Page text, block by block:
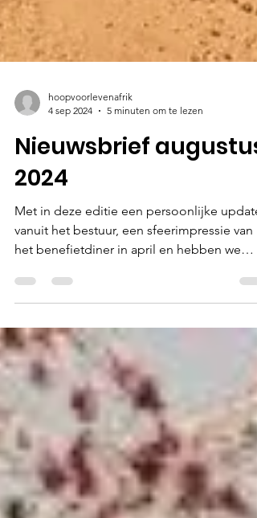
hoopvoorlevenafrik
4 sep 2024
5 minuten om te lezen
Nieuwsbrief augustus
2024
Met in deze editie een persoonlijke update
vanuit het bestuur, een sfeerimpressie van
het benefietdiner in april en hebben we
opnieuw...